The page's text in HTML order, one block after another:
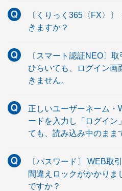
〔くりっく365〈FX〉
きますか？
〔スマート認証NEO〕
ひらいても、ログイン画
きません。
正しいユーザーネーム・
ードを入力し「ログイン
ても、読み込み中のまま
〔パスワード〕 WEB取
間違えロックがかかりま
ですか？